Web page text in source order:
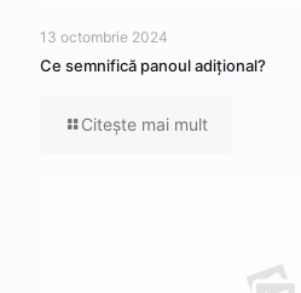
13 octombrie 2024
Ce semnifică panoul adițional?
Citeşte mai mult